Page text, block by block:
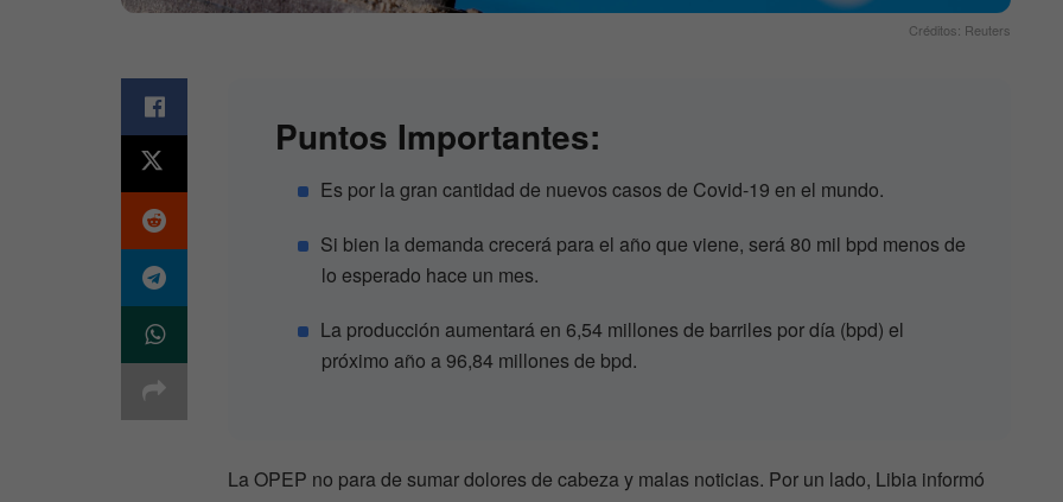
Créditos: Reuters
Puntos Importantes:
Es por la gran cantidad de nuevos casos de Covid-19 en el mundo.
Si bien la demanda crecerá para el año que viene, será 80 mil bpd menos de
lo esperado hace un mes.
La producción aumentará en 6,54 millones de barriles por día (bpd) el
próximo año a 96,84 millones de bpd.
La OPEP no para de sumar dolores de cabeza y malas noticias. Por un lado, Libia informó